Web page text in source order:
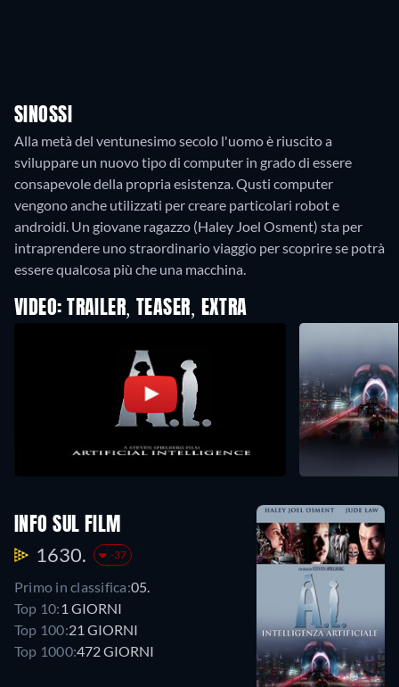
SINOSSI
Alla metà del ventunesimo secolo l'uomo è riuscito a
sviluppare un nuovo tipo di computer in grado di essere
consapevole della propria esistenza. Qusti computer
vengono anche utilizzati per creare particolari robot e
androidi. Un giovane ragazzo (Haley Joel Osment) sta per
intraprendere uno straordinario viaggio per scoprire se potrà
essere qualcosa più che una macchina.
VIDEO: TRAILER, TEASER, EXTRA
INFO SUL FILM
1630. -37
Primo in classifica:05.
Top 10: 1 GIORNI
Top 100:21 GIORNI
Top 1000:472 GIORNI